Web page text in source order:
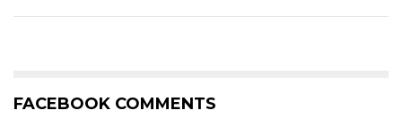
FACEBOOK COMMENTS